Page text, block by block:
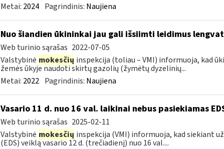
Metai: 2024 Pagrindinis: Naujiena
Nuo šiandien ūkininkai jau gali išsiimti leidimus
Web turinio sąrašas 2022-07-05
Valstybinė mokesčių inspekcija (toliau – VMI) informuoja, kad
žemės ūkyje naudoti skirtų gazolių (žymėtų dyzelinių...
Metai: 2022 Pagrindinis: Naujiena
Vasario 11 d. nuo 16 val. laikinai nebus pasiekiamas
Web turinio sąrašas 2025-02-11
Valstybinė mokesčių inspekcija (VMI) informuoja, kad siekiant
(EDS) veiklą vasario 12 d. (trečiadienį) nuo 16 val....